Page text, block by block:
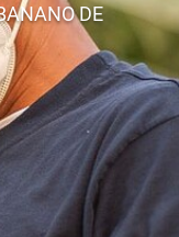
DE